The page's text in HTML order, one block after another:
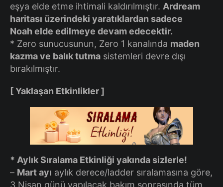
eşya elde etme ihtimali kaldırılmıştır. Ardream
haritası üzerindeki yaratıklardan sadece
Noah elde edilmeye devam edecektir.
* Zero sunucusunun, Zero 1 kanalında maden
kazma ve balık tutma sistemleri devre dışı
bırakılmıştır.
[ Yaklaşan Etkinlikler ]
* Aylık Sıralama Etkinliği yakında sizlerle!
– Mart ayı aylık derece/ladder sıralamasına göre,
3 Nisan günü yapılacak bakım sonrasında tüm